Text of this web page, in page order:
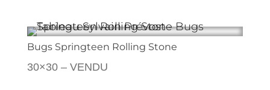
Bugs Springteen Rolling Stone
30×30 – VENDU